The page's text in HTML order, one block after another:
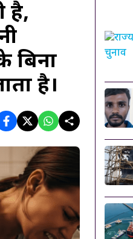
है,
बिना
है।​